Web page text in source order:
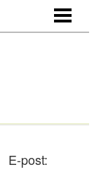
E-post: